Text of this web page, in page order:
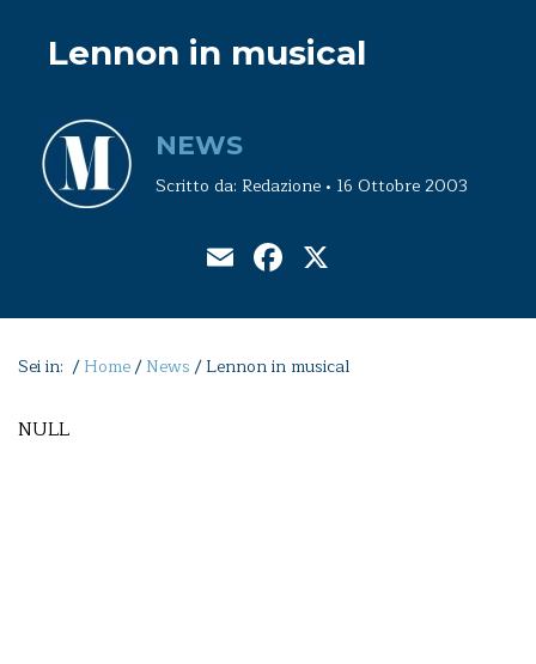
Lennon in musical
NEWS
Scritto da: Redazione • 16 Ottobre 2003
EmailFacebook
Sei in: /Home/News /Lennon in musical
NULL